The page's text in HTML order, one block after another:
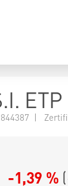
|
-1,39 % (